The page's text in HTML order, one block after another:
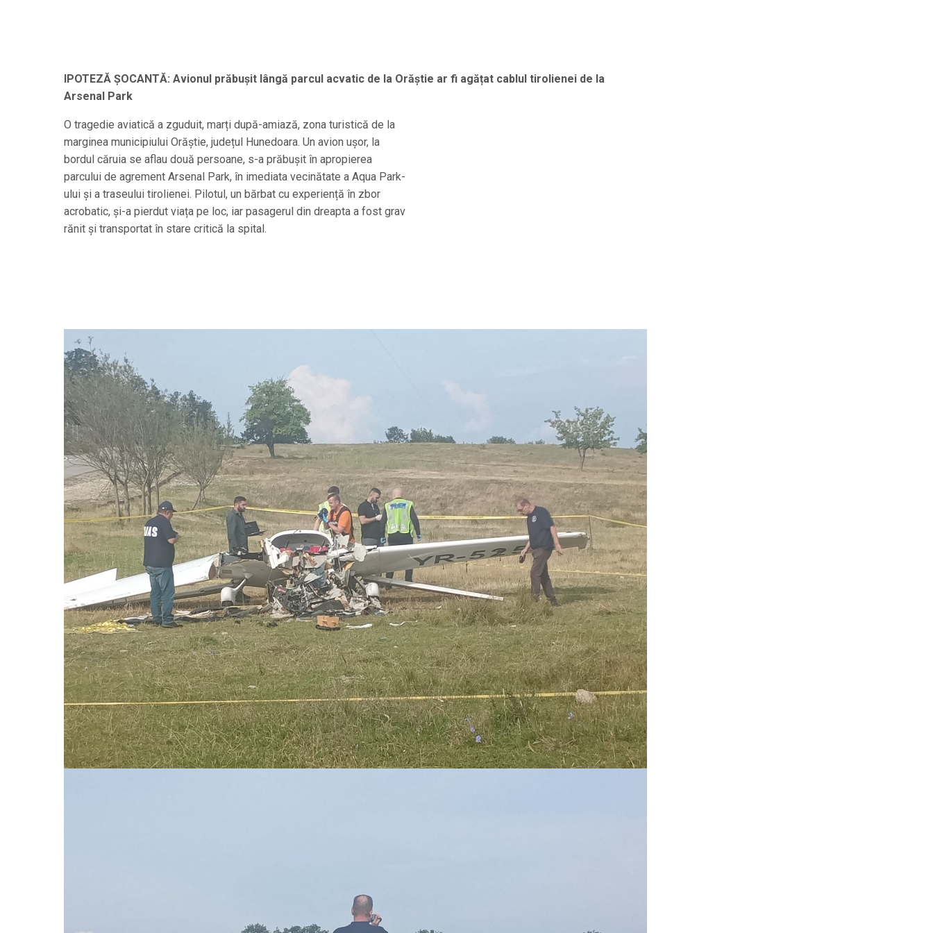
IPOTEZĂ ȘOCANTĂ: Avionul prăbușit lângă parcul acvatic de la Orăștie ar fi agățat cablul tirolienei de la
Arsenal Park
O tragedie aviatică a zguduit, marți după-amiază, zona turistică de la
marginea municipiului Orăștie, județul Hunedoara. Un avion ușor, la
bordul căruia se aflau două persoane, s-a prăbușit în apropierea
parcului de agrement Arsenal Park, în imediata vecinătate a Aqua Park-
ului și a traseului tirolienei. Pilotul, un bărbat cu experiență în zbor
acrobatic, și-a pierdut viața pe loc, iar pasagerul din dreapta a fost grav
rănit și transportat în stare critică la spital.